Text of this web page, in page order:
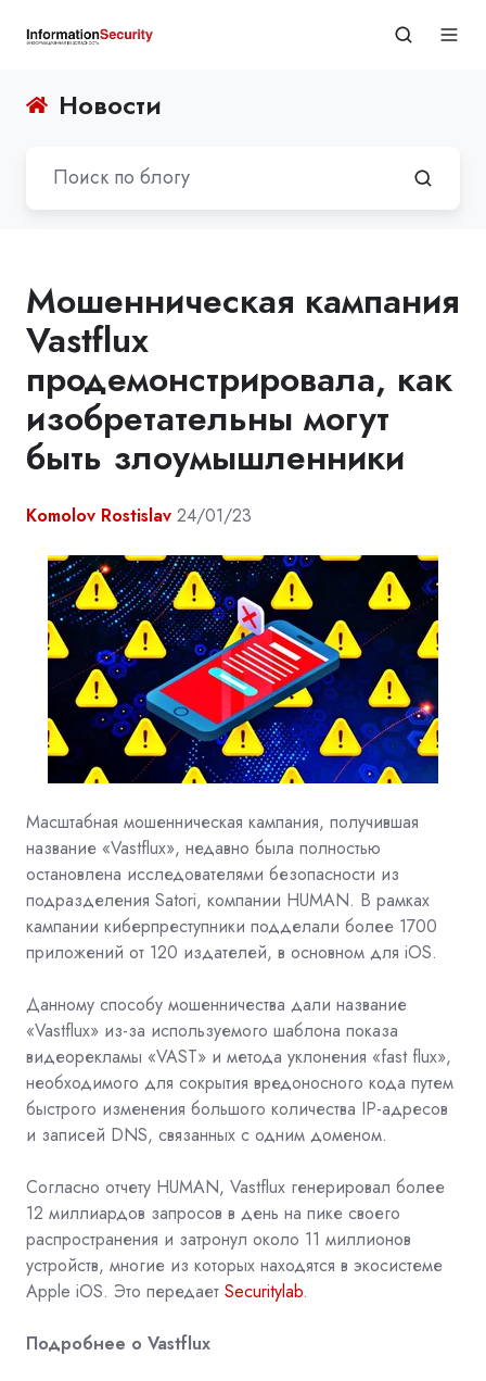
Новости
Мошенническая кампания
Vastflux
продемонстрировала, как
изобретательны могут
быть злоумышленники
Komolov Rostislav 24/01/23
Масштабная мошенническая кампания, получившая
название «Vastflux», недавно была полностью
остановлена исследователями безопасности из
подразделения Satori, компании HUMAN. В рамках
кампании киберпреступники подделали более 1700
приложений от 120 издателей, в основном для iOS.
Данному способу мошенничества дали название
«Vastflux» из-за используемого шаблона показа
видеорекламы «VAST» и метода уклонения «fast flux»,
необходимого для сокрытия вредоносного кода путем
быстрого изменения большого количества IP-адресов
и записей DNS, связанных с одним доменом.
Согласно отчету HUMAN, Vastflux генерировал более
12 миллиардов запросов в день на пике своего
распространения и затронул около 11 миллионов
устройств, многие из которых находятся в экосистеме
Apple iOS. Это передает Securitylab.
Подробнее о Vastflux